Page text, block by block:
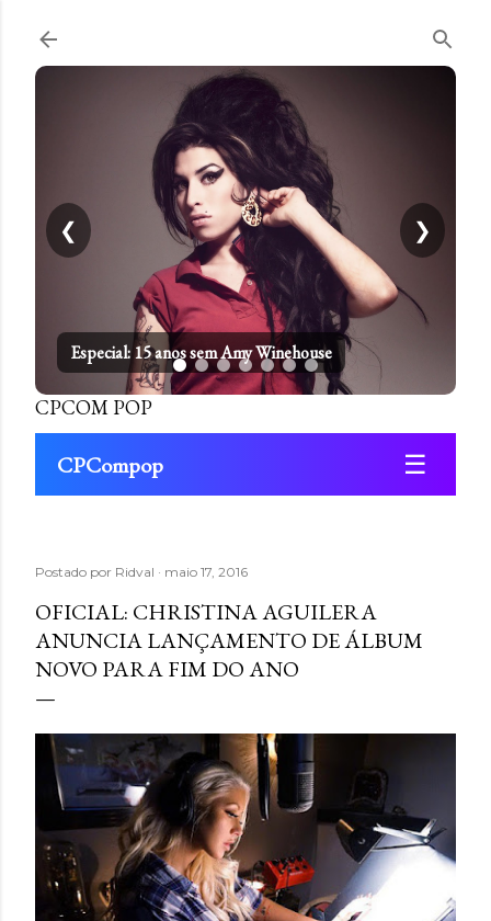
Especial: 15 anos sem Amy Winehouse
❮ ❯
CPCOM POP
CPCompop ☰
Postado por Ridval maio 17, 2016
OFICIAL: CHRISTINA AGUILERA
ANUNCIA LANÇAMENTO DE ÁLBUM
NOVO PARA FIM DO ANO